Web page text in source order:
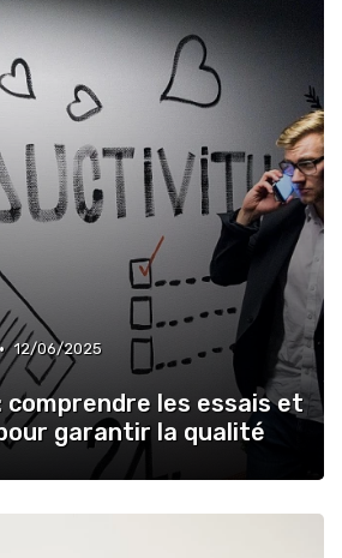
qualité
• 12/06/2025
comprendre les essais et
garantir la qualité